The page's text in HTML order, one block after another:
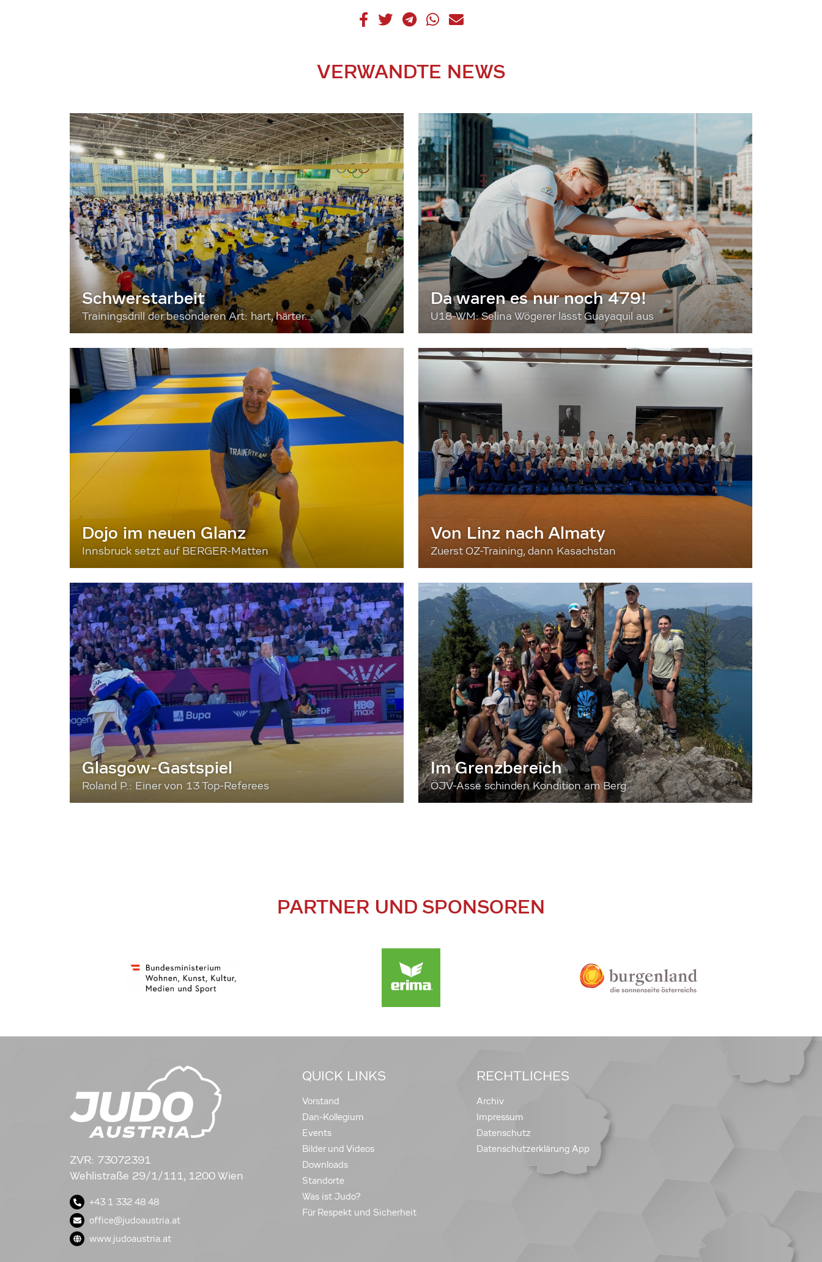
VERWANDTE NEWS
Schwerstarbeit
Trainingsdrill der besonderen Art: hart, härter...
Da waren es nur noch 479!
U18-WM: Selina Wögerer lässt Guayaquil aus
Dojo im neuen Glanz
Innsbruck setzt auf BERGER-Matten
Von Linz nach Almaty
Zuerst OZ-Training, dann Kasachstan
Glasgow-Gastspiel
Roland P.: Einer von 13 Top-Referees
Im Grenzbereich
ÖJV-Asse schinden Kondition am Berg
PARTNER UND SPONSOREN
ZVR: 73072391
Wehlistraße 29/1/111, 1200 Wien
+43 1 332 48 48
office@judoaustria.at
www.judoaustria.at
QUICK LINKS
Vorstand
Dan-Kollegium
Events
Bilder und Videos
Downloads
Standorte
Was ist Judo?
Für Respekt und Sicherheit
RECHTLICHES
Archiv
Impressum
Datenschutz
Datenschutzerklärung App